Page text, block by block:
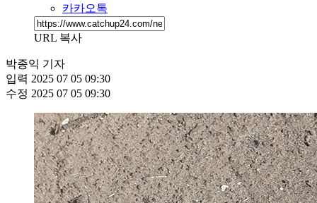
카카오톡
URL 복사
박종익 기자
입력 2025 07 05 09:30
수정 2025 07 05 09:30